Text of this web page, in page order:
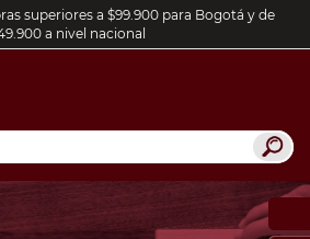
superiores a $99.900 para Bogotá y de
a nivel nacional